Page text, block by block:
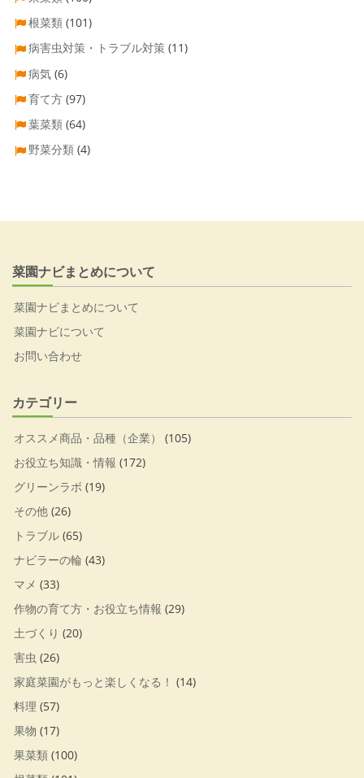
根菜類 (101)
病害虫対策・トラブル対策 (11)
病気 (6)
育て方 (97)
葉菜類 (64)
野菜分類 (4)
菜園ナビまとめについて
菜園ナビまとめについて
菜園ナビについて
お問い合わせ
カテゴリー
オススメ商品・品種（企業）
(105)
お役立ち知識・情報 (172)
グリーンラボ (19)
その他 (26)
トラブル (65)
ナビラーの輪 (43)
マメ (33)
作物の育て方・お役立ち情報 (29)
土づくり (20)
害虫 (26)
家庭菜園がもっと楽しくなる！ (14)
料理 (57)
果物 (17)
果菜類 (100)